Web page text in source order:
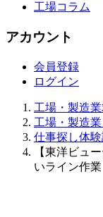
工場コラム
アカウント
会員登録
ログイン
工場・製造業
工場・製造
仕事探し体験
【東洋ビュ
いライン作業